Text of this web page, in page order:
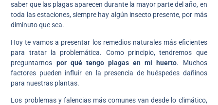
saber que las plagas aparecen durante la mayor parte del año, en
toda las estaciones, siempre hay algún insecto presente, por más
diminuto que sea.
Hoy te vamos a presentar los remedios naturales más eficientes
para tratar la problemática. Como principio, tendremos que
preguntarnos por qué tengo plagas en mi huerto. Muchos
factores pueden influir en la presencia de huéspedes dañinos
para nuestras plantas.
Los problemas y falencias más comunes van desde lo climático,